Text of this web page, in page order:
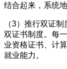
结合起来，系统
（3）推行双证
双证书制度。每
业资格证书、计
就业能力。